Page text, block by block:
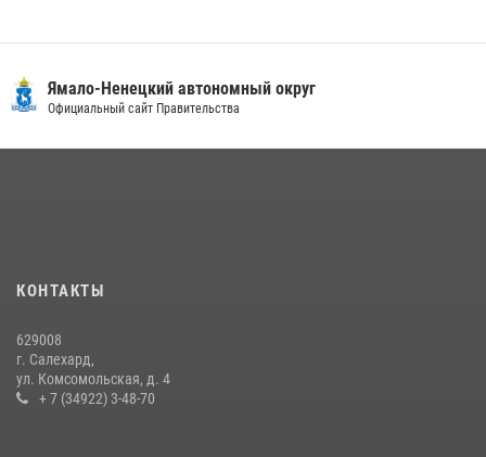
Сотрудники СОБР «Варк» повышают боевое мастерство на Ямале
14 июля 2026, 06:53
Ямало-Ненецкий автономный округ
Официальный сайт Правительства
КОНТАКТЫ
629008
г. Салехард,
ул. Комсомольская, д. 4
+ 7 (34922) 3-48-70